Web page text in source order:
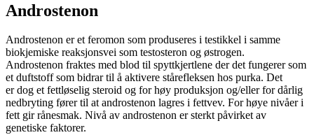
Androstenon
Androstenon er et feromon som produseres i testikkel i samme
biokjemiske reaksjonsvei som testosteron og østrogen.
Androstenon fraktes med blod til spyttkjertlene der det fungerer som
et duftstoff som bidrar til å aktivere stårefleksen hos purka. Det
er dog et fettløselig steroid og for høy produksjon og/eller for dårlig
nedbryting fører til at androstenon lagres i fettvev. For høye nivåer i
fett gir rånesmak. Nivå av androstenon er sterkt påvirket av
genetiske faktorer.